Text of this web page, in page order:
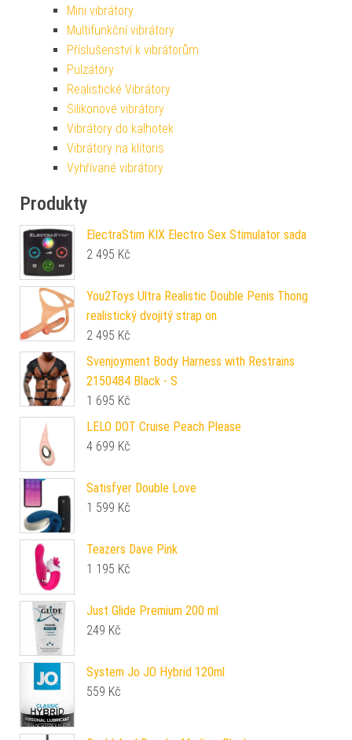
Mini vibrátory
Multifunkční vibrátory
Příslušenství k vibrátorům
Pulzátory
Realistické Vibrátory
Silikonové vibrátory
Vibrátory do kalhotek
Vibrátory na klitoris
Vyhřívané vibrátory
Produkty
ElectraStim KIX Electro Sex Stimulator sada
2 495 Kč
You2Toys Ultra Realistic Double Penis Thong
realistický dvojitý strap on
2 495 Kč
Svenjoyment Body Harness with Restrains
2150484 Black - S
1 695 Kč
LELO DOT Cruise Peach Please
4 699 Kč
Satisfyer Double Love
1 599 Kč
Teazers Dave Pink
1 195 Kč
Just Glide Premium 200 ml
249 Kč
System Jo JO Hybrid 120ml
559 Kč